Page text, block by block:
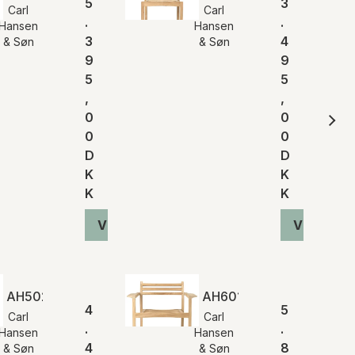
Carl
& Søn
5
.
3
9
5
,
0
0
D
K
K
Vis produkt
Carl
Hansen
& Søn
3
.
4
9
5
,
0
0
D
K
K
Vis
AH502 | Outdoor Spisebordsstol med armlæn
Carl
& Søn
4
.
4
AH601 | Outdoor
Carl
Hansen
& Søn
5
.
8